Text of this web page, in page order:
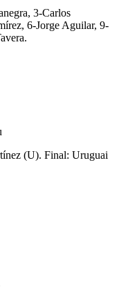
3-Carlos
6-Jorge Aguilar, 9-
(U). Final: Uruguai